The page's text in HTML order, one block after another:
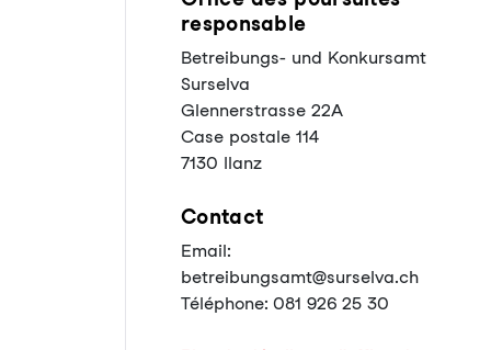
responsable
Betreibungs- und Konkursamt
Surselva
Glennerstrasse 22A
Case postale 114
7130 Ilanz
Contact
Email:
betreibungsamt@surselva.ch
Téléphone: 081 926 25 30